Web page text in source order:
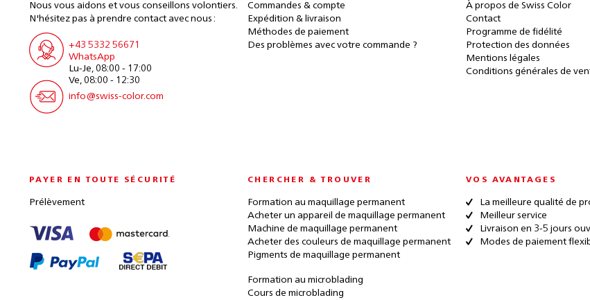
Nous vous aidons et vous conseillons volontiers.
N'hésitez pas à prendre contact avec nous :
+43 5332 56671
WhatsApp
Lu-Je, 08:00 - 17:00
Ve, 08:00 - 12:30
info@swiss-color.com
Commandes & compte
Expédition & livraison
Méthodes de paiement
Des problèmes avec votre commande ?
À propos de Swiss Color
Contact
Programme de fidélité
Protection des données
Mentions légales
Conditions générales de
PAYER EN TOUTE SÉCURITÉ
Prélèvement
CHERCHER & TROUVER
Formation au maquillage permanent
Acheter un appareil de maquillage permanent
Machine de maquillage permanent
Acheter des couleurs de maquillage permanent
Pigments de maquillage permanent
Formation au microblading
Cours de microblading
VOS AVANTAGES
La meilleure qualité de
Meilleur service
Livraison en 3-5 jours
Modes de paiement